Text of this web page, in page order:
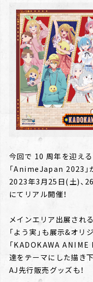
今回で 10 周年を迎え
「AnimeJapan 2023」
2023年3月25日(土)、
にてリアル開催！
メインエリア出展され
「よう実」も展示&オリ
「KADOKAWA ANIME
達をテーマにした描き
AJ先行販売グッズも！